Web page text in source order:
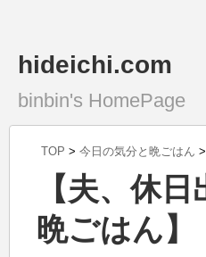
hideichi.com
binbin's HomePage
TOP > 今日の気分と晩ごはん >
【夫、休
晩ごはん】